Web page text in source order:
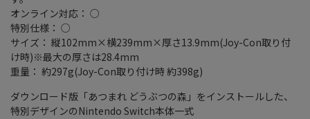
オンライン対応： ○
特別仕様： ○
サイズ： 縦102mm×横239mm×厚さ13.9mm(Joy-Con取り付
け時)※最大の厚さは28.4mm
重量： 約297g(Joy-Con取り付け時 約398g)
ダウンロード版「あつまれ どうぶつの森」をインストールした、
特別デザインのNintendo Switch本体一式